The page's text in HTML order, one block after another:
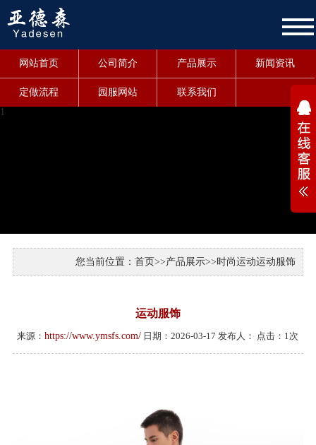
网站首页 公司简介 产品展示 新闻资讯
定做流程 园服网站
联系我们
1
您当前位置：首页>>产品展示>>时尚运动运动服饰
运动服饰
来源：https://www.ymsfs.com/ 日期：2026-03-17 发布人： 点击： 1次